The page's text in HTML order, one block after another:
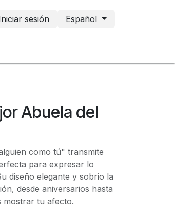
sesión Español
Abuela del
como tú" transmite
para expresar lo
diseño elegante y sobrio la
desde aniversarios hasta
mostrar tu afecto.